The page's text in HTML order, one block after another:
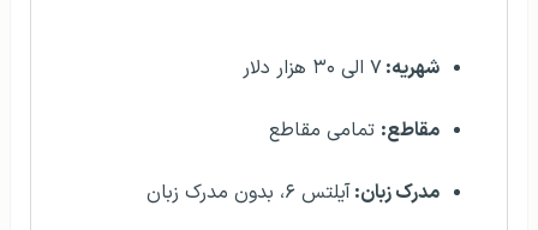
شهریه: ۷ الی ۳۰ هزار دلار
مقاطع: تمامی مقاطع
مدرک زبان:آیلتس ۶، بدون مدرک زبان